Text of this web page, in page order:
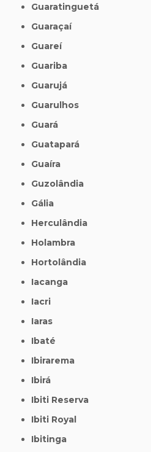
Guaratinguetá
Guaraçaí
Guareí
Guariba
Guarujá
Guarulhos
Guará
Guatapará
Guaíra
Guzolândia
Gália
Herculândia
Holambra
Hortolândia
Iacanga
Iacri
Iaras
Ibaté
Ibirarema
Ibirá
Ibiti Reserva
Ibiti Royal
Ibitinga